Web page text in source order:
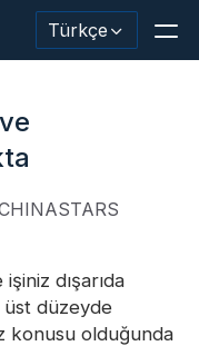
Türkçe
dışarıda
üst düzeyde
konusu olduğunda